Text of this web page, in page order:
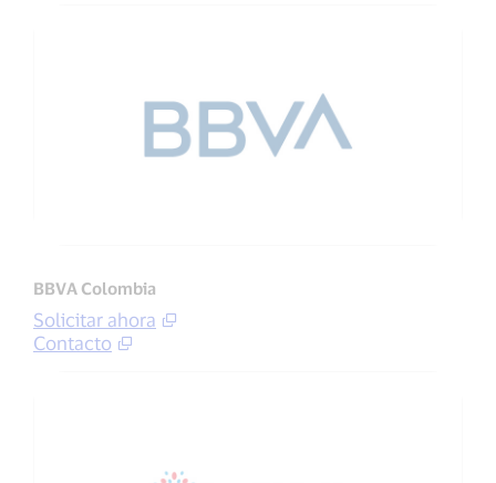
BBVA Colombia
Solicitar ahora
Contacto